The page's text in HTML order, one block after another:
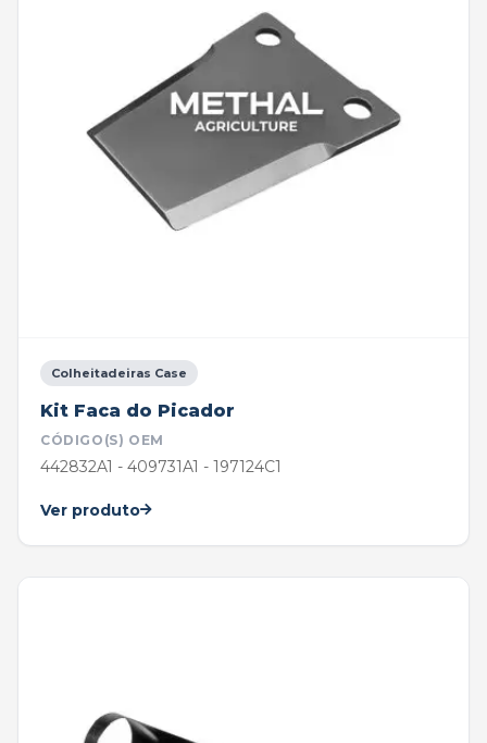
Colheitadeiras Case
Kit Faca do Picador
CÓDIGO(S) OEM
442832A1 - 409731A1 - 197124C1
Ver produto